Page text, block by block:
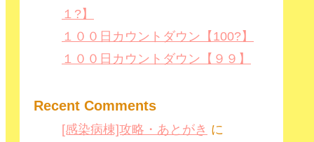
１?】
１００日カウントダウン【100?】
１００日カウントダウン【９９】
Recent Comments
[感染病棟]攻略・あとがき に